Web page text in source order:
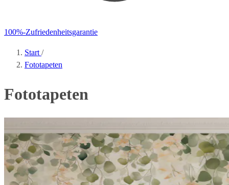
100%-Zufriedenheitsgarantie
Start /
Fototapeten
Fototapeten